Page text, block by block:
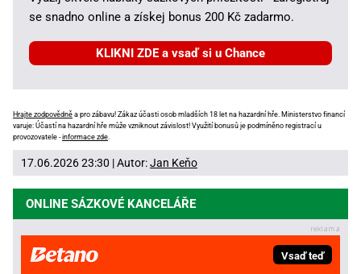
se snadno online a získej bonus 200 Kč zadarmo.
KLIKNI ZDE a vsaď si u Chance
Hrajte zodpovědně a pro zábavu! Zákaz účasti osob mladších 18 let na hazardní hře. Ministerstvo financí
varuje: Účastí na hazardní hře může vzniknout závislost! Využití bonusů je podmíněno registrací u
provozovatele -informace zde
17.06.2026 23:30 | Autor:Jan Keňo
ONLINE SÁZKOVÉ KANCELÁŘE
Vsaď teď